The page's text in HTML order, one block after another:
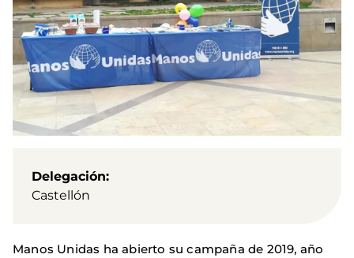
Delegación
Castellón
Manos Unidas ha abierto su campaña de 2019, año